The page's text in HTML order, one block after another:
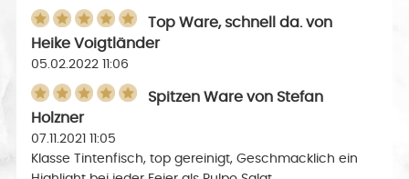
Top Ware, schnell da. von
Heike Voigtländer
05.02.2022 11:06
Spitzen Warevon Stefan
Holzner
07.11.2021 11:05
Klasse Tintenfisch, top gereinigt, Geschmacklich ein